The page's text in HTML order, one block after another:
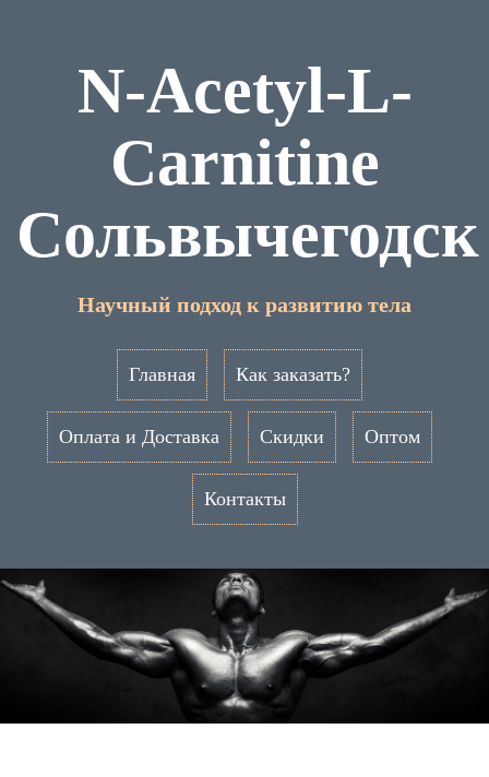
N-Acetyl-L-
Carnitine
Сольвычегодск
Научный подход к развитию тела
Главная Как заказать?
Оплата и Доставка Скидки Оптом
Контакты